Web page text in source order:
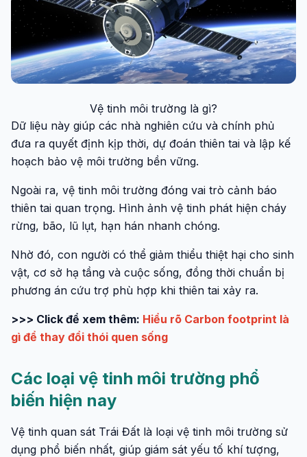
Vệ tinh môi trường là gì?
Dữ liệu này giúp các nhà nghiên cứu và chính phủ
đưa ra quyết định kịp thời, dự đoán thiên tai và lập kế
hoạch bảo vệ môi trường bền vững.
Ngoài ra, vệ tinh môi trường đóng vai trò cảnh báo
thiên tai quan trọng. Hình ảnh vệ tinh phát hiện cháy
rừng, bão, lũ lụt, hạn hán nhanh chóng.
Nhờ đó, con người có thể giảm thiểu thiệt hại cho sinh
vật, cơ sở hạ tầng và cuộc sống, đồng thời chuẩn bị
phương án cứu trợ phù hợp khi thiên tai xảy ra.
>>> Click để xem thêm: Hiểu rõ Carbon footprint là
gì để thay đổi thói quen sống
Các loại vệ tinh môi trường phổ
biến hiện nay
Vệ tinh quan sát Trái Đất là loại vệ tinh môi trường sử
dụng phổ biến nhất, giúp giám sát yếu tố khí tượng,